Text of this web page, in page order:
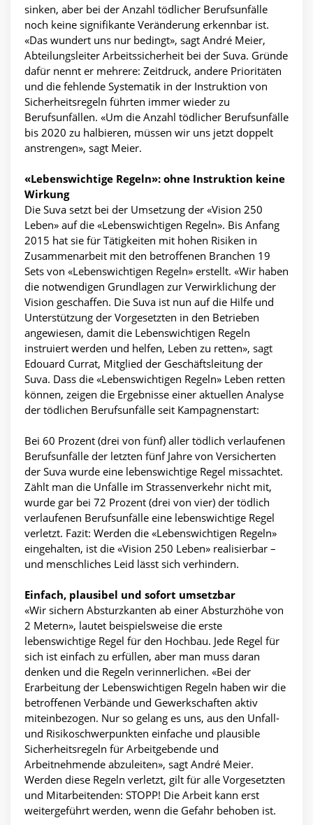
sinken, aber bei der Anzahl tödlicher Berufsunfälle
noch keine signifikante Veränderung erkennbar ist.
«Das wundert uns nur bedingt», sagt André Meier,
Abteilungsleiter Arbeitssicherheit bei der Suva. Gründe
dafür nennt er mehrere: Zeitdruck, andere Prioritäten
und die fehlende Systematik in der Instruktion von
Sicherheitsregeln führten immer wieder zu
Berufsunfällen. «Um die Anzahl tödlicher Berufsunfälle
bis 2020 zu halbieren, müssen wir uns jetzt doppelt
anstrengen», sagt Meier.
«Lebenswichtige Regeln»: ohne Instruktion keine
Wirkung
Die Suva setzt bei der Umsetzung der «Vision 250
Leben» auf die «Lebenswichtigen Regeln». Bis Anfang
2015 hat sie für Tätigkeiten mit hohen Risiken in
Zusammenarbeit mit den betroffenen Branchen 19
Sets von «Lebenswichtigen Regeln» erstellt. «Wir haben
die notwendigen Grundlagen zur Verwirklichung der
Vision geschaffen. Die Suva ist nun auf die Hilfe und
Unterstützung der Vorgesetzten in den Betrieben
angewiesen, damit die Lebenswichtigen Regeln
instruiert werden und helfen, Leben zu retten», sagt
Edouard Currat, Mitglied der Geschäftsleitung der
Suva. Dass die «Lebenswichtigen Regeln» Leben retten
können, zeigen die Ergebnisse einer aktuellen Analyse
der tödlichen Berufsunfälle seit Kampagnenstart:
Bei 60 Prozent (drei von fünf) aller tödlich verlaufenen
Berufsunfälle der letzten fünf Jahre von Versicherten
der Suva wurde eine lebenswichtige Regel missachtet.
Zählt man die Unfälle im Strassenverkehr nicht mit,
wurde gar bei 72 Prozent (drei von vier) der tödlich
verlaufenen Berufsunfälle eine lebenswichtige Regel
verletzt. Fazit: Werden die «Lebenswichtigen Regeln»
eingehalten, ist die «Vision 250 Leben» realisierbar –
und menschliches Leid lässt sich verhindern.
Einfach, plausibel und sofort umsetzbar
«Wir sichern Absturzkanten ab einer Absturzhöhe von
2 Metern», lautet beispielsweise die erste
lebenswichtige Regel für den Hochbau. Jede Regel für
sich ist einfach zu erfüllen, aber man muss daran
denken und die Regeln verinnerlichen. «Bei der
Erarbeitung der Lebenswichtigen Regeln haben wir die
betroffenen Verbände und Gewerkschaften aktiv
miteinbezogen. Nur so gelang es uns, aus den Unfall-
und Risikoschwerpunkten einfache und plausible
Sicherheitsregeln für Arbeitgebende und
Arbeitnehmende abzuleiten», sagt André Meier.
Werden diese Regeln verletzt, gilt für alle Vorgesetzten
und Mitarbeitenden: STOPP! Die Arbeit kann erst
weitergeführt werden, wenn die Gefahr behoben ist.